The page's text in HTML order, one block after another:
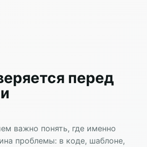
перед
важно понять, где именно
проблемы: в коде, шаблоне,